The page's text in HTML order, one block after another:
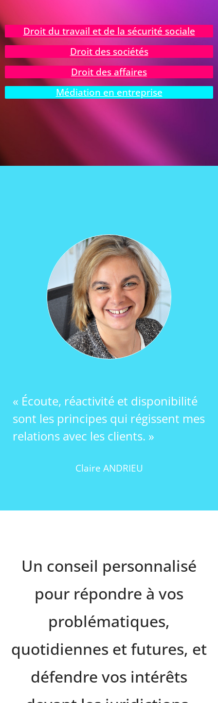
Droit du travail et de la sécurité sociale
Droit des sociétés
Droit des affaires
Médiation en entreprise
« Écoute, réactivité et disponibilité
sont les principes qui régissent mes
relations avec les clients. »
Claire ANDRIEU
Un conseil personnalisé
pour répondre à vos
problématiques,
quotidiennes et futures, et
défendre vos intérêts